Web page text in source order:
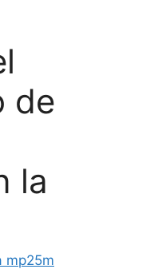
de
la
mp25m